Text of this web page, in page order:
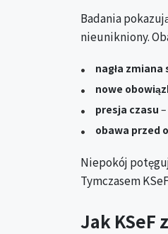
Badania
nieunikniony.
nagła
nowe
presja czasu
obawa
Niepokój
Tymczasem
Jak KSeF